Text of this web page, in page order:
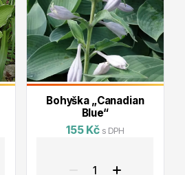
info@stromo.cz
Napište nám
Bohyška „Canadian
Blue“
155 Kč s DPH